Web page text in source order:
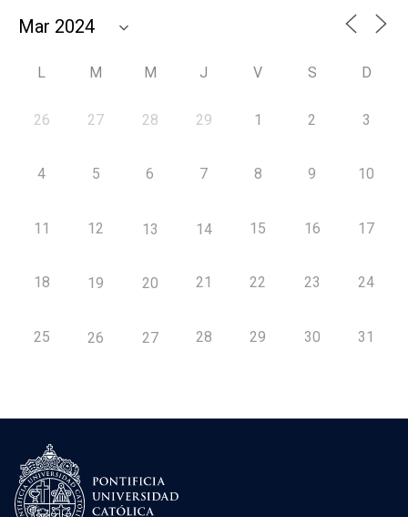
L M M J V S D
26 27 28 29 1 2 3
4 5 6 7 8 9 10
11 12 13 14 15 16 17
18 19 20 21 22 23 24
25 26 27 28 29 30 31